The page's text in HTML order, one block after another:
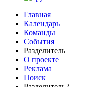
Главная
Календарь
Команды
События
Разделитель
О проекте
Реклама
Поиск